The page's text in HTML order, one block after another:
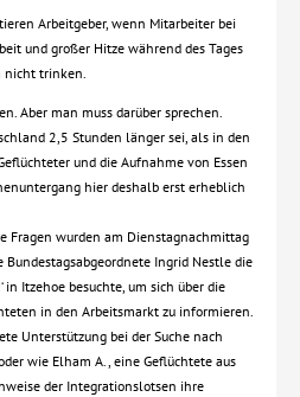
Arbeitgeber, wenn Mitarbeiter bei
und großer Hitze während des Tages
nicht trinken.
Aber man muss darüber sprechen.
2,5 Stunden länger sei, als in den
und die Aufnahme von Essen
hier deshalb erst erheblich
Fragen wurden am Dienstagnachmittag
Bundestagsabgeordnete Ingrid Nestle die
in Itzehoe besuchte, um sich über die
in den Arbeitsmarkt zu informieren.
Unterstützung bei der Suche nach
wie Elham A., eine Geflüchtete aus
der Integrationslotsen ihre